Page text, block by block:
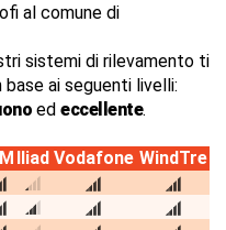
al comune di
sistemi di rilevamento ti
ai seguenti livelli:
ed eccellente.
Iliad Vodafone WindTre